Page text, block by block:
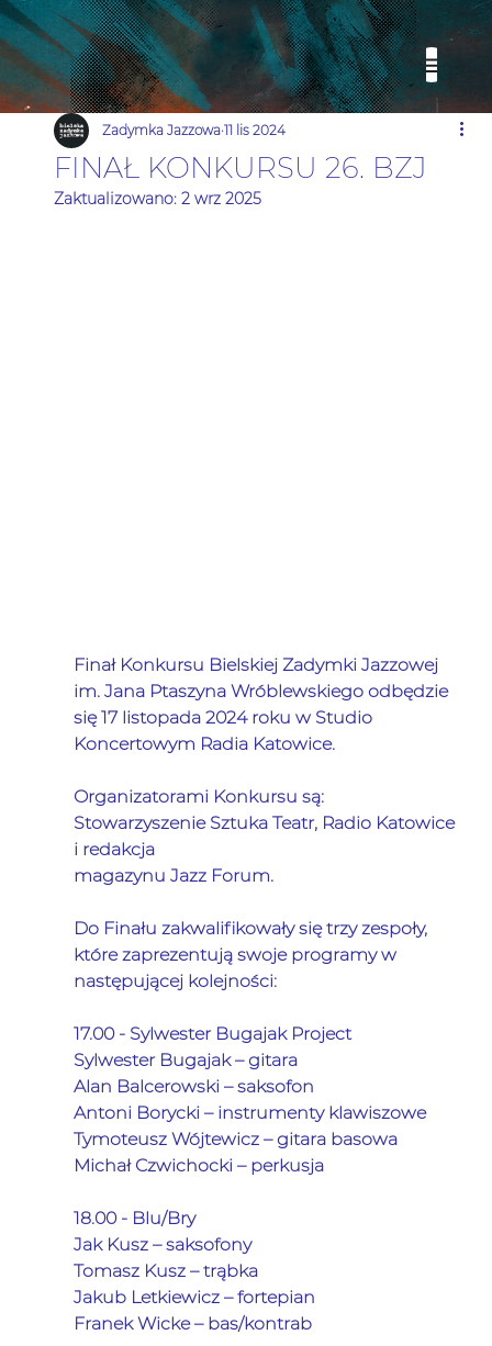
FINAŁ KONKURSU 26. BZJ
Zadymka Jazzowa 11 lis 2024
Zaktualizowano: 2 wrz 2025
Finał Konkursu Bielskiej Zadymki Jazzowej
im. Jana Ptaszyna Wróblewskiego odbędzie
się 17 listopada 2024 roku w Studio
Koncertowym Radia Katowice.
Organizatorami Konkursu są:
Stowarzyszenie Sztuka Teatr, Radio Katowice
i redakcja
magazynu Jazz Forum.
Do Finału zakwalifikowały się trzy zespoły,
które zaprezentują swoje programy w
następującej kolejności:
17.00 - Sylwester Bugajak Project
Sylwester Bugajak – gitara
Alan Balcerowski – saksofon
Antoni Borycki – instrumenty klawiszowe
Tymoteusz Wójtewicz – gitara basowa
Michał Czwichocki – perkusja
18.00 - Blu/Bry
Jak Kusz – saksofony
Tomasz Kusz – trąbka
Jakub Letkiewicz – fortepian
Franek Wicke – bas/kontrab